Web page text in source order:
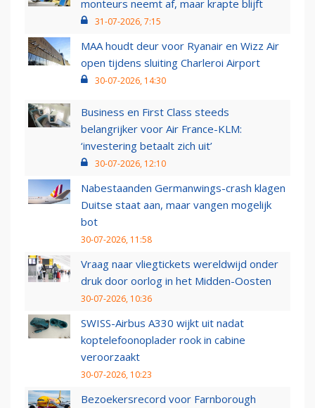
monteurs neemt af, maar krapte blijft
31-07-2026, 7:15
MAA houdt deur voor Ryanair en Wizz Air
open tijdens sluiting Charleroi Airport
30-07-2026, 14:30
Business en First Class steeds
belangrijker voor Air France-KLM:
‘investering betaalt zich uit’
30-07-2026, 12:10
Nabestaanden Germanwings-crash klagen
Duitse staat aan, maar vangen mogelijk
bot
30-07-2026, 11:58
Vraag naar vliegtickets wereldwijd onder
druk door oorlog in het Midden-Oosten
30-07-2026, 10:36
SWISS-Airbus A330 wijkt uit nadat
koptelefoonoplader rook in cabine
veroorzaakt
30-07-2026, 10:23
Bezoekersrecord voor Farnborough